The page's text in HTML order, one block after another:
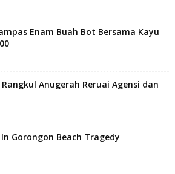
Enam Buah Bot Bersama Kayu
Anugerah Reruai Agensi dan
Gorongon Beach Tragedy